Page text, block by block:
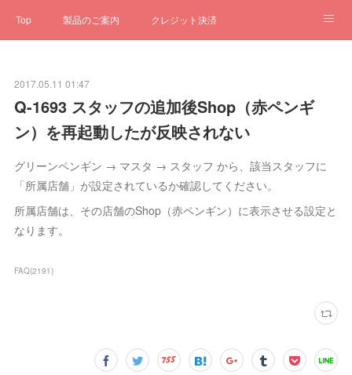
Top 製品のご案内 クレジット決済
お問合せ
2017.05.11 01:47
Q-1693 スタッフの追加後Shop（赤ペンギ
ン）を再起動したが反映されない
グリーンペンギン → マスタ → スタッフ から、該当スタッフに
「所属店舗」が設定されているか確認してください。
所属店舗は、その店舗のShop（赤ペンギン）に表示させる設定と
なります。
FAQ(2191)